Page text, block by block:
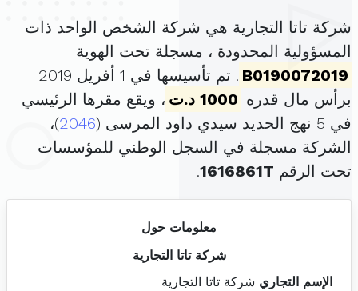
شركة تاتا التجارية هي شركة الشخص الواحد ذات
المسؤولية المحدودة ، مسجلة تحت الهوية
B0190072019
. تم تأسيسها في 1 أفريل 2019
برأس مال قدره 1000 د.ت
، ويقع مقرها الرئيسي
في 5 نهج الحديد سيدي داود المرسى (
2046)،
الشركة مسجلة في السجل الوطني للمؤسسات
تحت الرقم 1616861T
.
معلومات حول
شركة تاتا التجارية
الإسم التجاري شركة تاتا التجارية